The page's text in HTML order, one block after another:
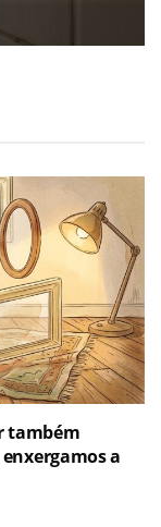
também
a